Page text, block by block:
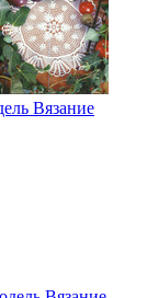
Вязание